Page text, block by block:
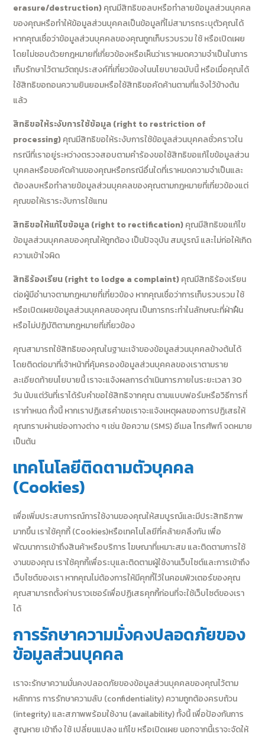
erasure/destruction)คุณมีสิทธิขอลบหรือทำลายข้อมูลส่วนบุคคล
ของคุณหรือทำให้ข้อมูลส่วนบุคคลเป็นข้อมูลที่ไม่สามารถระบุตัวคุณได้
หากคุณเชื่อว่าข้อมูลส่วนบุคคลของคุณถูกเก็บรวบรวม ใช้ หรือเปิดเผย
โดยไม่ชอบด้วยกฎหมายที่เกี่ยวข้องหรือเห็นว่าเราหมดความจำเป็นในการ
เก็บรักษาไว้ตามวัตถุประสงค์ที่เกี่ยวข้องในนโยบายฉบับนี้ หรือเมื่อคุณได้
ใช้สิทธิขอถอนความยินยอมหรือใช้สิทธิขอคัดค้านตามที่แจ้งไว้ข้างต้น
แล้ว
สิทธิขอให้ระงับการใช้ข้อมูล (right to restriction of
processing)คุณมีสิทธิขอให้ระงับการใช้ข้อมูลส่วนบุคคลชั่วคราวใน
กรณีที่เราอยู่ระหว่างตรวจสอบตามคำร้องขอใช้สิทธิขอแก้ไขข้อมูลส่วน
บุคคลหรือขอคัดค้านของคุณหรือกรณีอื่นใดที่เราหมดความจำเป็นและ
ต้องลบหรือทำลายข้อมูลส่วนบุคคลของคุณตามกฎหมายที่เกี่ยวข้องแต่
คุณขอให้เราระงับการใช้แทน
สิทธิขอให้แก้ไขข้อมูล (right to rectification)คุณมีสิทธิขอแก้ไข
ข้อมูลส่วนบุคคลของคุณให้ถูกต้อง เป็นปัจจุบัน สมบูรณ์ และไม่ก่อให้เกิด
ความเข้าใจผิด
สิทธิร้องเรียน (right to lodge a complaint)คุณมีสิทธิร้องเรียน
ต่อผู้มีอำนาจตามกฎหมายที่เกี่ยวข้อง หากคุณเชื่อว่าการเก็บรวบรวม ใช้
หรือเปิดเผยข้อมูลส่วนบุคคลของคุณ เป็นการกระทำในลักษณะที่ฝ่าฝืน
หรือไม่ปฏิบัติตามกฎหมายที่เกี่ยวข้อง
คุณสามารถใช้สิทธิของคุณในฐานะเจ้าของข้อมูลส่วนบุคคลข้างต้นได้
โดยติดต่อมาที่เจ้าหน้าที่คุ้มครองข้อมูลส่วนบุคคลของเราตามราย
ละเอียดท้ายนโยบายนี้ เราจะแจ้งผลการดำเนินการภายในระยะเวลา 30
วัน นับแต่วันที่เราได้รับคำขอใช้สิทธิจากคุณ ตามแบบฟอร์มหรือวิธีการที่
เรากำหนด ทั้งนี้ หากเราปฏิเสธคำขอเราจะแจ้งเหตุผลของการปฏิเสธให้
คุณทราบผ่านช่องทางต่าง ๆ เช่น ข้อความ (SMS) อีเมล โทรศัพท์ จดหมาย
เป็นต้น
เทคโนโลยีติดตามตัวบุคคล
(Cookies)
เพื่อเพิ่มประสบการณ์การใช้งานของคุณให้สมบูรณ์และมีประสิทธิภาพ
มากขึ้น เราใช้คุกกี้ (Cookies)หรือเทคโนโลยีที่คล้ายคลึงกัน เพื่อ
พัฒนาการเข้าถึงสินค้าหรือบริการ โฆษณาที่เหมาะสม และติดตามการใช้
งานของคุณ เราใช้คุกกี้เพื่อระบุและติดตามผู้ใช้งานเว็บไซต์และการเข้าถึง
เว็บไซต์ของเรา หากคุณไม่ต้องการให้มีคุกกี้ไว้ในคอมพิวเตอร์ของคุณ
คุณสามารถตั้งค่าบราวเซอร์เพื่อปฏิเสธคุกกี้ก่อนที่จะใช้เว็บไซต์ของเรา
ได้
การรักษาความมั่งคงปลอดภัยของ
ข้อมูลส่วนบุคคล
เราจะรักษาความมั่นคงปลอดภัยของข้อมูลส่วนบุคคลของคุณไว้ตาม
หลักการ การรักษาความลับ (confidentiality) ความถูกต้องครบถ้วน
(integrity) และสภาพพร้อมใช้งาน (availability) ทั้งนี้ เพื่อป้องกันการ
สูญหาย เข้าถึง ใช้ เปลี่ยนแปลง แก้ไข หรือเปิดเผย นอกจากนี้เราจะจัดให้